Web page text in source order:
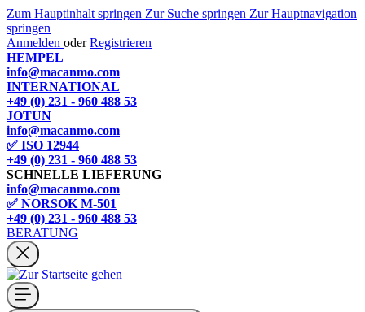
Zum Hauptinhalt springen Zur Suche springen Zur Hauptnavigation
springen
Anmelden oder Registrieren
HEMPEL
info@macanmo.com
INTERNATIONAL
+49 (0) 231 - 960 488 53
JOTUN
info@macanmo.com
✅ ISO 12944
+49 (0) 231 - 960 488 53
SCHNELLE LIEFERUNG
info@macanmo.com
✅ NORSOK M-501
+49 (0) 231 - 960 488 53
BERATUNG